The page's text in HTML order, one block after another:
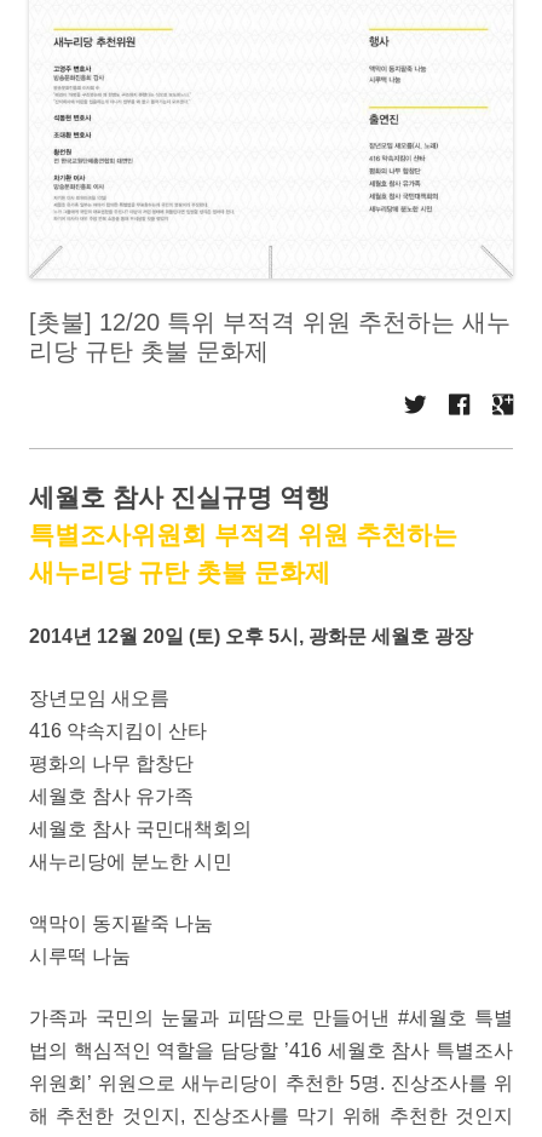
[촛불] 12/20 특위 부적격 위원 추천하는 새누
리당 규탄 촛불 문화제
세월호 참사 진실규명 역행
특별조사위원회 부적격 위원 추천하는
새누리당 규탄 촛불 문화제
2014년 12월 20일 (토) 오후 5시, 광화문 세월호 광장
장년모임 새오름
416 약속지킴이 산타
평화의 나무 합창단
세월호 참사 유가족
세월호 참사 국민대책회의
새누리당에 분노한 시민
액막이 동지팥죽 나눔
시루떡 나눔
가족과 국민의 눈물과 피땀으로 만들어낸 #세월호 특별
법의 핵심적인 역할을 담당할 ’416 세월호 참사 특별조사
위원회’ 위원으로 새누리당이 추천한 5명. 진상조사를 위
해 추천한 것인지, 진상조사를 막기 위해 추천한 것인지